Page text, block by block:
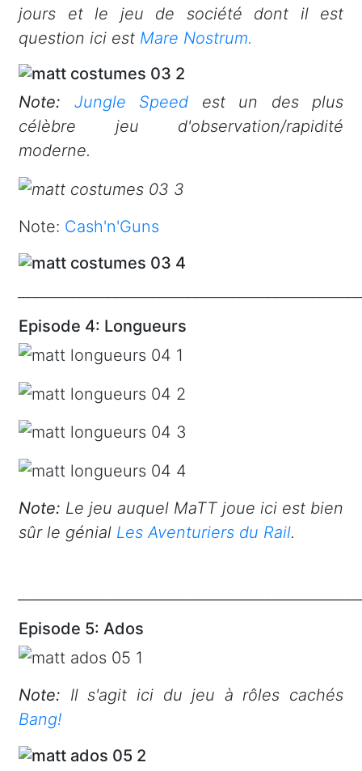
jours et le jeu de société dont il est
question ici est Mare Nostrum.
Note: Jungle Speed est un des plus
célèbre jeu d'observation/rapidité
moderne.
Note: Cash'n'Guns
Episode 4: Longueurs
Note: Le jeu auquel MaTT joue ici est bien
sûr le génial Les Aventuriers du Rail.
Episode 5: Ados
Note: Il s'agit ici du jeu à rôles cachés
Bang!